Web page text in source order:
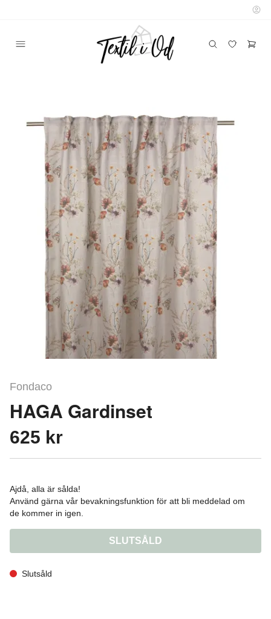
Fondaco
HAGA Gardinset
625 kr
Ajdå, alla är sålda!
Använd gärna vår bevakningsfunktion för att bli meddelad om
de kommer in igen.
SLUTSÅLD
Slutsåld